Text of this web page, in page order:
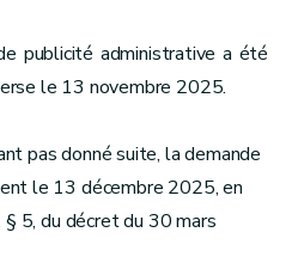
publicité administrative a été
le 13 novembre 2025.
pas donné suite, la demande
le 13 décembre 2025, en
5, du décret du 30 mars